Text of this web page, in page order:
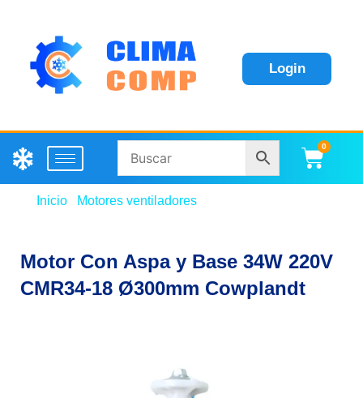
Login
0
Inicio Motores ventiladores
Motor Con Aspa y Base 34W 220V
CMR34-18 Ø300mm Cowplandt